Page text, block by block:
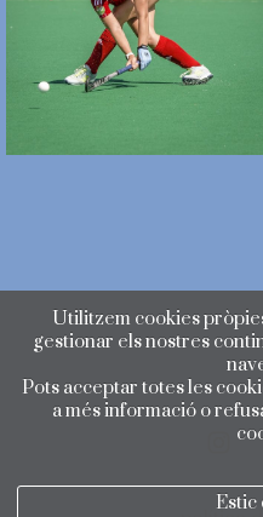
Utilitzem cookies
gestionar els nostres
Pots acceptar totes les
a més informació o
Estic